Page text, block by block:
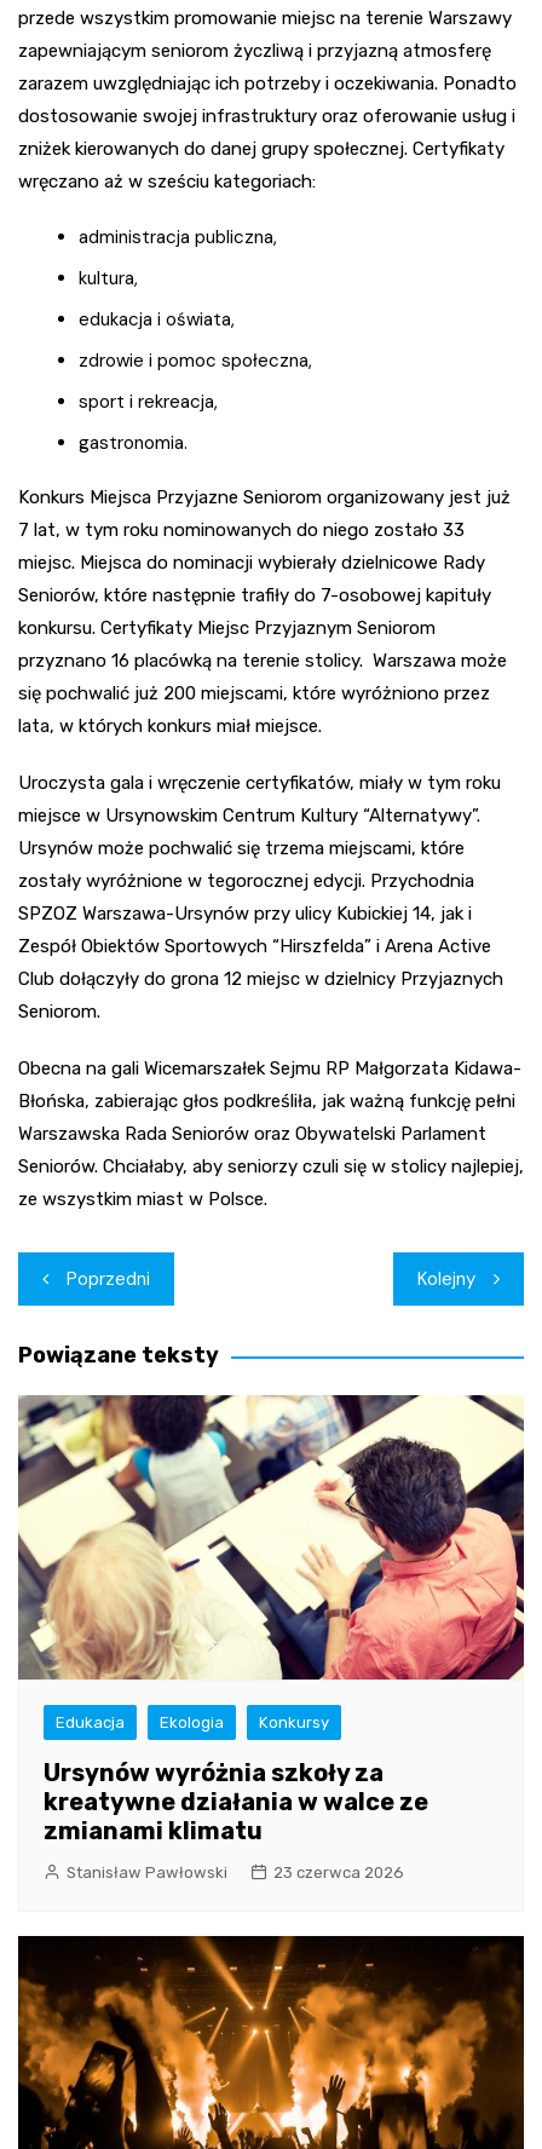
przede wszystkim promowanie miejsc na terenie Warszawy
zapewniającym seniorom życzliwą i przyjazną atmosferę
zarazem uwzględniając ich potrzeby i oczekiwania. Ponadto
dostosowanie swojej infrastruktury oraz oferowanie usług i
zniżek kierowanych do danej grupy społecznej. Certyfikaty
wręczano aż w sześciu kategoriach:
administracja publiczna,
kultura,
edukacja i oświata,
zdrowie i pomoc społeczna,
sport i rekreacja,
gastronomia.
Konkurs Miejsca Przyjazne Seniorom organizowany jest już
7 lat, w tym roku nominowanych do niego zostało 33
miejsc. Miejsca do nominacji wybierały dzielnicowe Rady
Seniorów, które następnie trafiły do 7-osobowej kapituły
konkursu. Certyfikaty Miejsc Przyjaznym Seniorom
przyznano 16 placówką na terenie stolicy. Warszawa może
się pochwalić już 200 miejscami, które wyróżniono przez
lata, w których konkurs miał miejsce.
Uroczysta gala i wręczenie certyfikatów, miały w tym roku
miejsce w Ursynowskim Centrum Kultury “Alternatywy”.
Ursynów może pochwalić się trzema miejscami, które
zostały wyróżnione w tegorocznej edycji. Przychodnia
SPZOZ Warszawa-Ursynów przy ulicy Kubickiej 14, jak i
Zespół Obiektów Sportowych “Hirszfelda” i Arena Active
Club dołączyły do grona 12 miejsc w dzielnicy Przyjaznych
Seniorom.
Obecna na gali Wicemarszałek Sejmu RP Małgorzata Kidawa-
Błońska, zabierając głos podkreśliła, jak ważną funkcję pełni
Warszawska Rada Seniorów oraz Obywatelski Parlament
Seniorów. Chciałaby, aby seniorzy czuli się w stolicy najlepiej,
ze wszystkim miast w Polsce.
Nawigacja
wpisu
Poprzedni Kolejny
Powiązane teksty
Edukacja Ekologia Konkursy
Ursynów wyróżnia szkoły za
kreatywne działania w walce ze
zmianami klimatu
Stanisław Pawłowski 23 czerwca 2026